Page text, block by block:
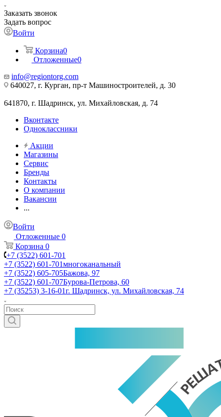
Заказать звонок
Задать вопрос
Войти
Корзина0
Отложенные0
info@regiontorg.com
640027, г. Курган, пр-т Машиностроителей, д. 30
641870, г. Шадринск, ул. Михайловская, д. 74
Вконтакте
Одноклассники
Акции
Магазины
Сервис
Бренды
Контакты
О компании
Вакансии
...
Войти
Отложенные 0
Корзина 0
+7 (3522) 601-701
+7 (3522) 601-701многоканальный
+7 (3522) 605-705Бажова, 97
+7 (3522) 601-707Бурова-Петрова, 60
+7 (35253) 3-16-01г. Шадринск, ул. Михайловская, 74